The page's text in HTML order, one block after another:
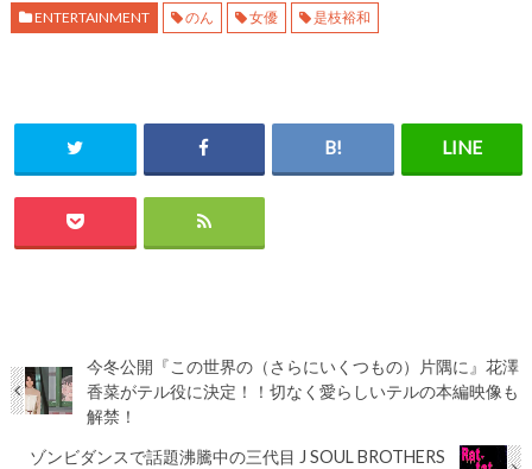
ENTERTAINMENT のん 女優 是枝裕和
今冬公開『この世界の（さらにいくつもの）片隅に』花澤
香菜がテル役に決定！！切なく愛らしいテルの本編映像も
解禁！
ゾンビダンスで話題沸騰中の三代目 J SOUL BROTHERS